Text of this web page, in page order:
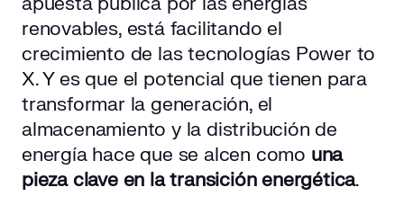
renovables, está facilitando el
crecimiento de las tecnologías Power to
X. Y es que el potencial que tienen para
transformar la generación, el
almacenamiento y la distribución de
energía hace que se alcen como una
pieza clave en la transición energética.